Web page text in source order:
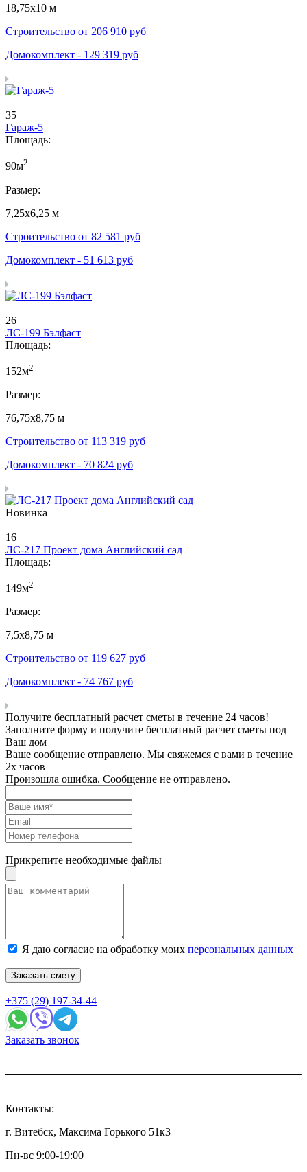
18,75х10 м
Строительство от 206 910 руб
Домокомплект - 129 319 руб
35
Гараж-5
Площадь:
90м2
Размер:
7,25х6,25 м
Строительство от 82 581 руб
Домокомплект - 51 613 руб
26
ЛС-199 Бэлфаст
Площадь:
152м2
Размер:
76,75х8,75 м
Строительство от 113 319 руб
Домокомплект - 70 824 руб
Новинка
16
ЛС-217 Проект дома Английский сад
Площадь:
149м2
Размер:
7,5х8,75 м
Строительство от 119 627 руб
Домокомплект - 74 767 руб
Получите бесплатный расчет сметы в течение 24 часов!
Заполните форму и получите бесплатный расчет сметы под
Ваш дом
Ваше сообщение отправлено. Мы свяжемся с вами в течение
2х часов
Произошла ошибка. Сообщение не отправлено.
Прикрепите необходимые файлы
Я даю согласие на обработку моих персональных данных
Заказать смету
+375 (29) 197-34-44
Заказать звонок
Контакты:
г. Витебск, Максима Горького 51к3
Пн-вс 9:00-19:00